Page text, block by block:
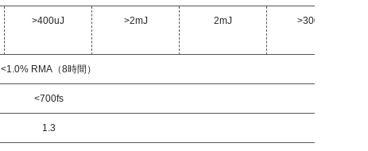
>400uJ >2mJ 2mJ >300u
<1.0% RMA（8時間）
<700fs
1.3